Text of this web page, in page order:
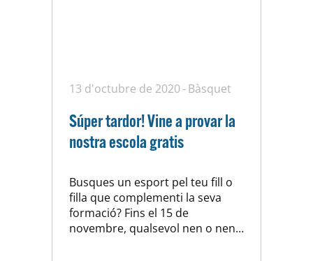
13 d'octubre de 2020 Bàsquet
Súper tardor! Vine a provar la
nostra escola gratis
Busques un esport pel teu fill o
filla que complementi la seva
formació? Fins el 15 de
novembre, qualsevol nen o nena